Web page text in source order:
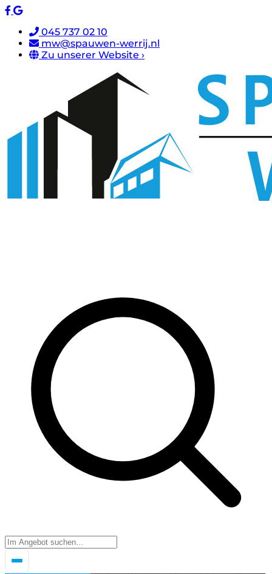
045 737 02 10
mw@spauwen-werrij.nl
Zu unserer Website ›